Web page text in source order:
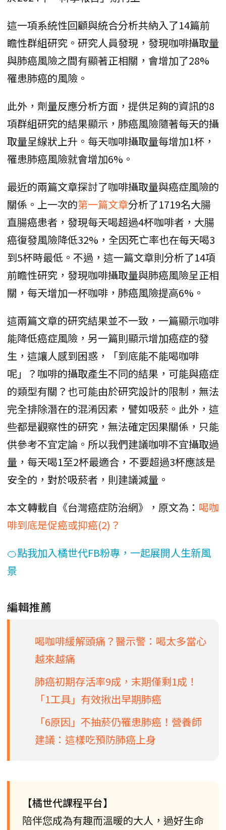
這一項系統性回顧與統合分析共納入了14篇前
瞻性群組研究。研究人員發現，發現咖啡攝取量
與肺癌風險之間有顯著正相關，會增加了28%
罹患肺癌的風險。
此外，劑量反應分析方面，提供足夠的資訊的8
項群組研究的結果顯示，肺癌風險隨著每天的攝
取量呈線狀上升。每天咖啡攝取量每增加1杯，
罹患肺癌風險就會增加6%。
最近的兩篇文章探討了咖啡攝取量與癌症風險的
關係。上一次的第一篇文章分析了1719名大腸
直腸癌患者，發現每天喝超過4杯咖啡者，大腸
癌復發風險降低32%，全因死亡率也在每天喝3
到5杯時最低。不過，這一篇文章則分析了14項
前瞻性研究，發現咖啡攝取量與肺癌風險呈正相
關，每天增加一杯咖啡，肺癌風險提高6%。
這兩篇文章的研究結果並不一致，一篇顯示咖啡
能降低癌症風險，另一篇則顯示增加癌症的發
生，這讓人感到困惑，「到底能不能喝咖啡
呢」？咖啡的攝取產生不同的結果，可能與癌症
的類型有關？也可能由於研究設計的限制，無法
完全排除潛在的混淆因素，譬如吸菸。此外，這
些都是觀察性的研究，無法確定因果關係，只能
供參考不宜定論。所以我們建議咖啡不宜攝取過
量，每天喝1至2杯最適合，不要超過3杯應該是
安全的，對於吸菸者，則建議減量。
本文轉載自《台灣癌症防治網》，原文為： 喝咖
啡到底是促癌或抑癌(2)？
🍊點我加入橘世代FB粉專，一起展開人生新風
景
編輯推薦
喝咖啡緩解頭痛？醫示警：喝太多當心
越來越痛
肺癌初期存活率9成，末期僅剩1成！
「1工具」有效揪出早期肺癌
「6原因」不抽菸仍罹患肺癌！營養師
建議：這樣吃預防肺癌上身
【橘世代課程平台】
陪伴您成為有趣而溫暖的大人，過好生命